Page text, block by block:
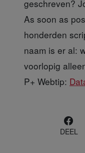
geschreven?
As soon as
honderden
naam is er al:
voorlopig
P+ Webtip:
DEEL